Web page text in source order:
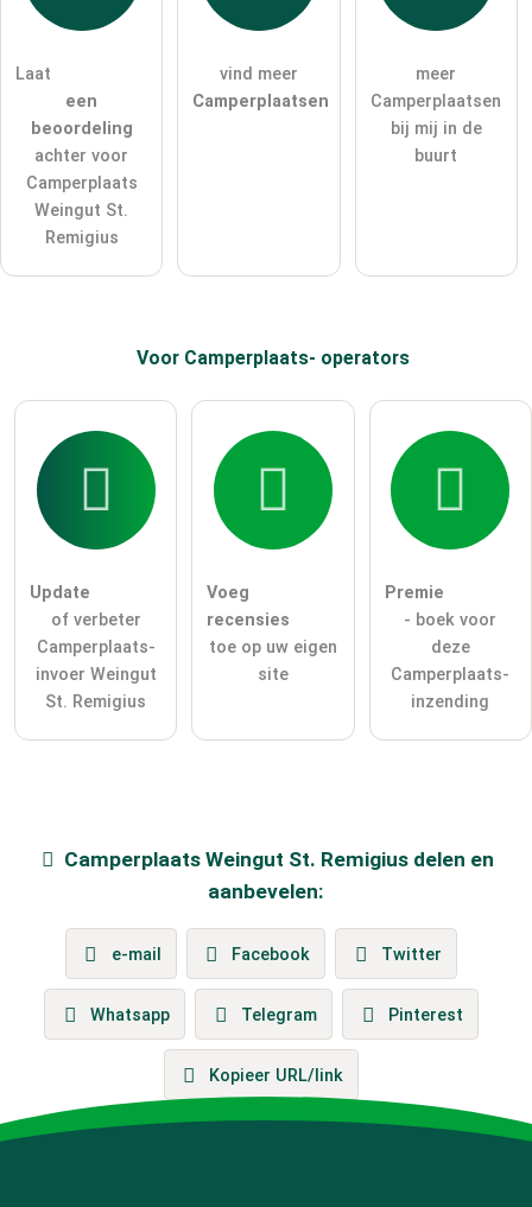
stel een publieke vraag Annuleren
Let op:openbare vragen zijn voor alle bezoekers zichtbaar
Klik hier om een
Camperplaats-invoer
Laat
een
beoordeling
achter voor
Camperplaats
Weingut St.
Remigius
vind meer
Camperplaatsen
meer
Camperplaatsen
bij mij in de
buurt
Voor Camperplaats- operators
Update
of verbeter
Camperplaats-
invoer Weingut
St. Remigius
Voeg
recensies
toe op uw eigen
site
Premie
- boek voor
deze
Camperplaats-
inzending
CamperplaatsWeingut St. Remigius delen en
aanbevelen:
e-mail Facebook Twitter
Whatsapp Telegram Pinterest
Kopieer URL/link